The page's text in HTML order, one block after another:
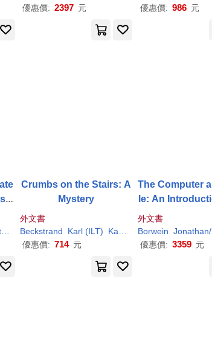
優惠價: 2397 元
優惠價: 986 元
Karl/ Resig
Crumbs on the Stairs: A
Mystery
外文書
Beckstrand
Karl (ILT) Karl
/ Beckstrand
優惠價: 714 元
The Computer
le: An
perimental
外文書
Borwein
優惠價: 3359 元